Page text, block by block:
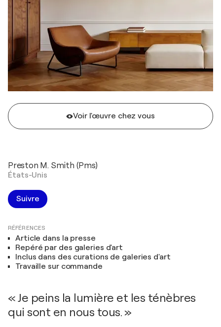
Voir l'œuvre chez vous
Preston M. Smith (Pms)
États-Unis
Suivre
RÉFÉRENCES
Article dans la presse
Repéré par des galeries d'art
Inclus dans des curations de galeries d'art
Travaille sur commande
« Je peins la lumière et les ténèbres
qui sont en nous tous. »